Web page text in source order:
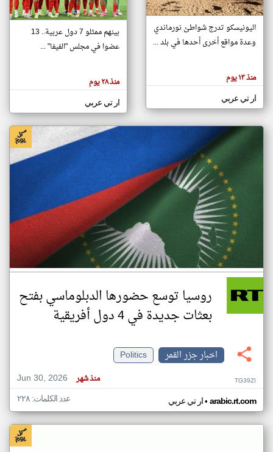
تغيير الدولة
اخبار جزر القمر على مدار الساعة
أهم اخبار جزر القمر العاجلة والمباشرة
هنا عن
وجهة
كاتبيها.
اليونيسكو تدرج شواطئ نورماندي
وعدة مواقع أخرى أحدها في بلد ...
منذ ١٣ يوم
ار تي عربي
بينهم ممثلو 7 دول عربية.. 13
عضوا في مجلس "الفيفا" ...
منذ ٢٨ يوم
ار تي عربي
روسيا توسع حضورها الدبلوماسي بفتح
بعثات جديدة في 4 دول أفريقية
اخبار جزر القمر
Politics
Jun 30, 2026
منذ شهر TG39ZI
ار تي عربي• arabic.rt.com عدد الكلمات: ٢٢٨
klyoum.com